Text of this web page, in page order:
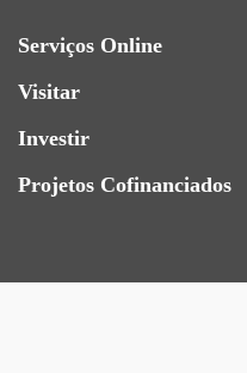
Serviços Online
Visitar
Investir
Projetos Cofinanciados